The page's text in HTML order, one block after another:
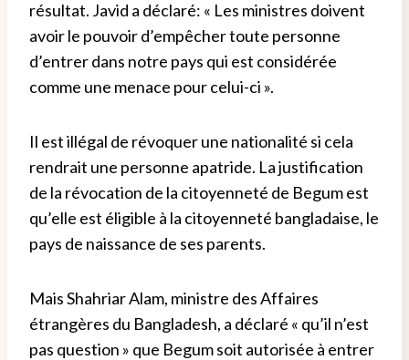
résultat. Javid a déclaré: « Les ministres doivent
avoir le pouvoir d’empêcher toute personne
d’entrer dans notre pays qui est considérée
comme une menace pour celui-ci ».
Il est illégal de révoquer une nationalité si cela
rendrait une personne apatride. La justification
de la révocation de la citoyenneté de Begum est
qu’elle est éligible à la citoyenneté bangladaise, le
pays de naissance de ses parents.
Mais Shahriar Alam, ministre des Affaires
étrangères du Bangladesh, a déclaré « qu’il n’est
pas question » que Begum soit autorisée à entrer